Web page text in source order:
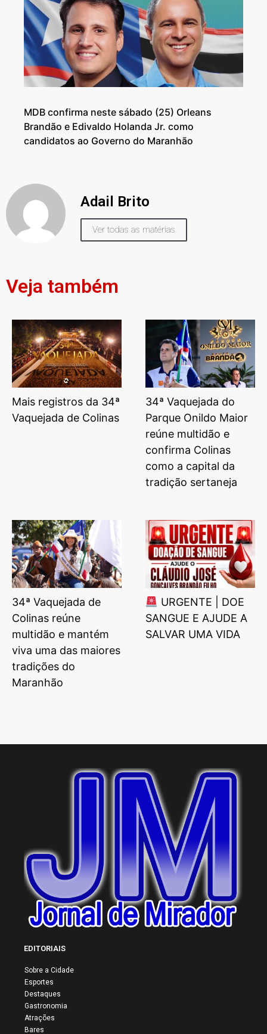
MDB confirma neste sábado (25) Orleans
Brandão e Edivaldo Holanda Jr. como
candidatos ao Governo do Maranhão
Adail Brito
Ver todas as matérias
Veja também
Mais registros da 34ª
Vaquejada de Colinas
34ª Vaquejada do
Parque Onildo Maior
reúne multidão e
confirma Colinas
como a capital da
tradição sertaneja
34ª Vaquejada de
Colinas reúne
multidão e mantém
viva uma das maiores
tradições do
Maranhão
URGENTE | DOE
SANGUE E AJUDE A
SALVAR UMA VIDA
EDITORIAIS
Sobre a Cidade
Esportes
Destaques
Gastronomia
Atrações
Bares